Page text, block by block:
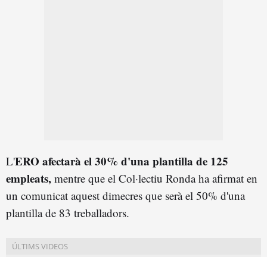
L'ERO afectarà el 30% d'una plantilla de 125
empleats, mentre que el Col·lectiu Ronda ha afirmat en
un comunicat aquest dimecres que serà el 50% d'una
plantilla de 83 treballadors.